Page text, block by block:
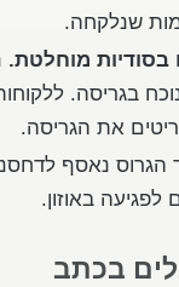
שנלקחה.
בסודיות מוחלטת.
בגריסה.
את הגריסה.
הגרוס נאסף
לפגיעה באוזון.
בכתב